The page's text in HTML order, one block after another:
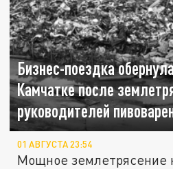
Бизнес-поездка
Камчатке после
руководителей
01 АВГУСТА 23:54
Мощное землетрясение